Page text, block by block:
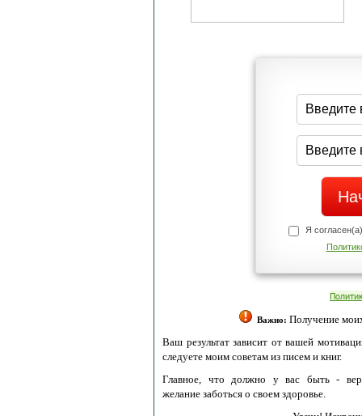
Я
Важно: Получение
Ваш результат зависит от вашей
следуете моим советам из писем и книг.
Главное, что должно у вас быть -
желание заботься о своем здоровье.